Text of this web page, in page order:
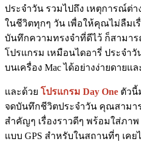
ประจำวัน รวมไปถึง เหตุการณ์ต่า
ในชีวิตทุกๆ วัน เพื่อให้คุณไม่ลืมเ
บันทึกความทรงจำที่ดีไว้ ก็สามา
โปรแกรม เหมือนไดอารี่ ประจำ
บนเครื่อง Mac ได้อย่างง่ายดายแ
และด้วย โปรแกรม Day One ตัวนี้
จดบันทึกชีวิตประจำวัน คุณสามา
สำคัญๆ เรื่องราวดีๆ พร้อมใส่ภา
แบบ GPS สำหรับในสถานที่ๆ เค